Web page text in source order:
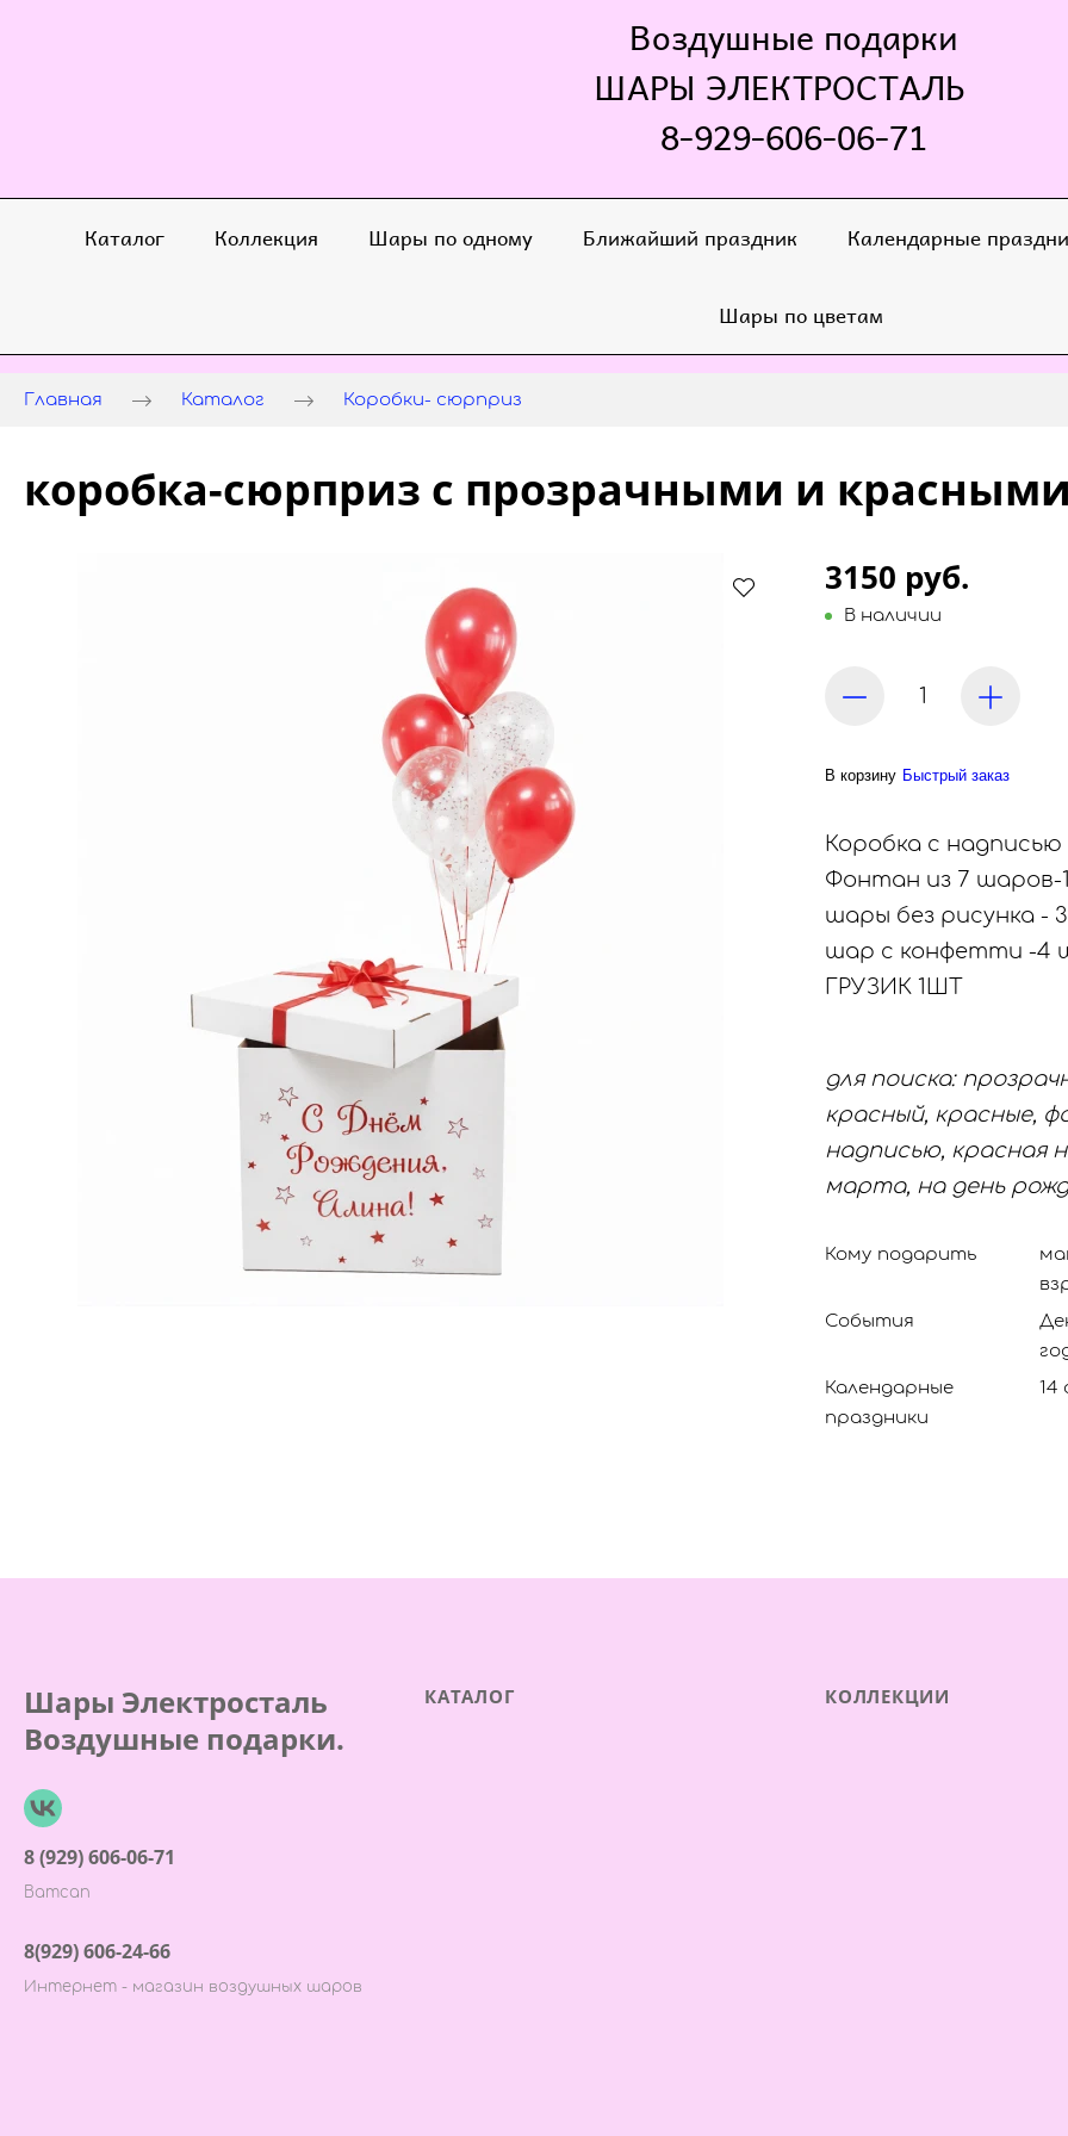
Воздушные подарки
ШАРЫ ЭЛЕКТРОСТАЛЬ
8-929-606-06-71
Каталог Коллекция Шары по одному Ближайший праздник Календарные
Шары по цветам
Главная Каталог Коробки- сюрприз
коробка-сюрприз с прозрачными и
3150 руб.
В наличии
В корзину Быстрый заказ
Коробка с надписью
Фонтан из 7 шаров-
шары без рисунка -
шар с конфетти -4
ГРУЗИК 1ШТ
для поиска:
красный, красные,
надписью, красная
марта, на день
Кому подарить
События
Календарные
праздники
14
Шары Электросталь
Воздушные подарки.
8 (929) 606-06-71
Ватсап
8(929) 606-24-66
Интернет - магазин воздушных шаров
КАТАЛОГ КОЛЛЕКЦИИ